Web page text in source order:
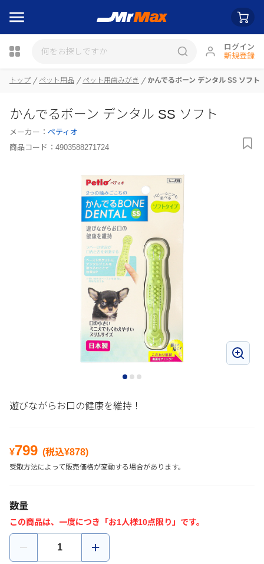
ログイン
新規登録
トップ ペット用品 ペット用歯みがき かんでるボーン デンタル SS ソフト
かんでるボーン デンタル SS ソフト
メーカー： ペティオ
商品コード： 4903588271724
遊びながらお口の健康を維持！
¥799 (税込¥878)
受取方法によって販売価格が変動する場合があります。
数量
この商品は、一度につき「お1人様10点限り」です。